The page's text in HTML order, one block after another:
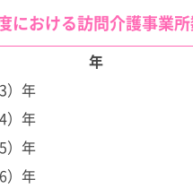
における訪問介護事業
年
）年
）年
）年
）年